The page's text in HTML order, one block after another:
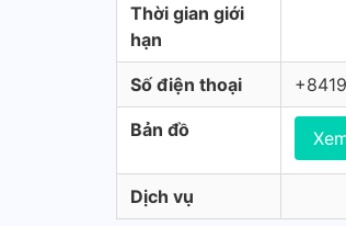
Thời gian giới
hạn
Số điện thoại
Bản đồ
Dịch vụ